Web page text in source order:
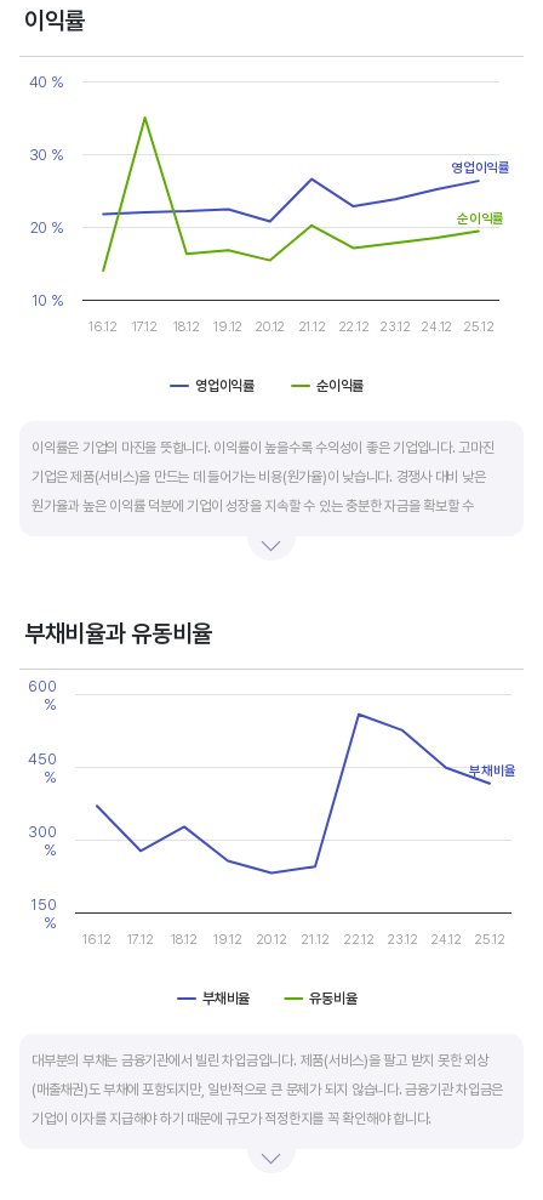
매우 클뿐 아니라 수년간 매출액 감소가 이어지기도 합니다. 심할 경우 경기 변동에 따라
출발점이 꾸준한 매출액 증가에서 시작한다는 점을 기억해야 합니다.
이익률
Chart
Line chart with 2 lines.
The chart has 1 X axis displaying categories.
The chart has 1 Y axis displaying values. Data ranges from 14
영업이익률 순이익률
16.12 17.12 18.12 19.12 20.12 21.12 22.12 23.12 24.12 25.12
10 %
20 %
30 %
40 %
영업이익률
순이익률
이익률은 기업의 마진을 뜻합니다. 이익률이 높을수록 수익성이 좋은 기업입니다. 고마진
기업은 제품(서비스)을 만드는 데 들어가는 비용(원가율)이 낮습니다. 경쟁사 대비 낮은
원가율과 높은 이익률 덕분에 기업이 성장을 지속할 수 있는 충분한 자금을 확보할 수
높은 이익률을 올리고 있다면, 그 기업은 타사 대비 제품(서비스)의 경쟁력이 높은 것으로
부채비율과 유동비율
Chart
Line chart with 2 lines.
View as data table, Chart
The chart has 1 X axis displaying categories.
The chart has 2 Y axes displaying values, and values.
부채비율 유동비율
16.12 17.12 18.12 19.12 20.12 21.12 22.12 23.12 24.12 25.12
150
%
300
%
450
%
600
%
부채비율
대부분의 부채는 금융기관에서 빌린 차입금입니다. 제품(서비스)을 팔고 받지 못한 외상
(매출채권)도 부채에 포함되지만, 일반적으로 큰 문제가 되지 않습니다. 금융기관 차입금은
기업이 이자를 지급해야 하기 때문에 규모가 적정한지를 꼭 확인해야 합니다.